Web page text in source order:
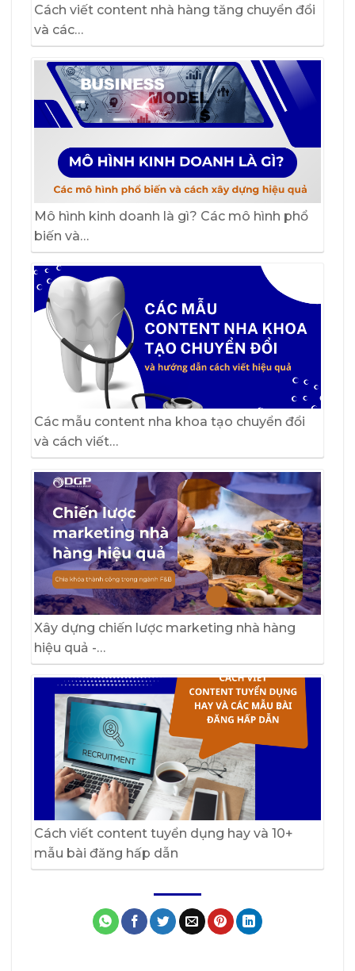
Cách viết content nhà hàng tăng chuyển đổi
và các…
Mô hình kinh doanh là gì? Các mô hình phổ
biến và…
Các mẫu content nha khoa tạo chuyển đổi
và cách viết…
Xây dựng chiến lược marketing nhà hàng
hiệu quả -…
Cách viết content tuyển dụng hay và 10+
mẫu bài đăng hấp dẫn